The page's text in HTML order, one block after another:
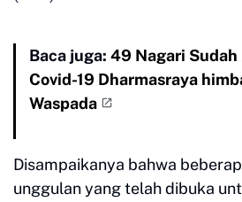
Baca juga: 49 Nagari Sudah
Covid-19 Dharmasraya
Waspada
Disampaikanya bahwa
unggulan yang telah dibuka